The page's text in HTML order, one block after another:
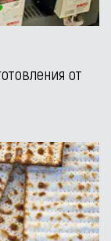
от